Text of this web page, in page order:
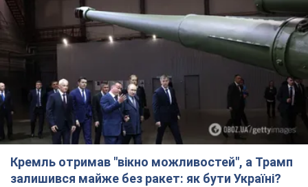
Кремль отримав "вікно можливостей", а Трамп
залишився майже без ракет: як бути Україні?